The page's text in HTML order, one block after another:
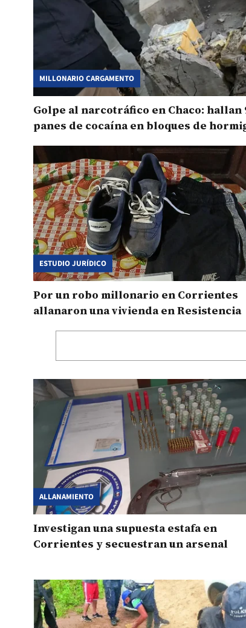
MILLONARIO CARGAMENTO
Golpe al narcotráfico en Chaco: hallan
panes de cocaína en bloques de
ESTUDIO JURÍDICO
Por un robo millonario en Corrientes
allanaron una vivienda en Resistencia
ALLANAMIENTO
Investigan una supuesta estafa en
Corrientes y secuestran un arsenal